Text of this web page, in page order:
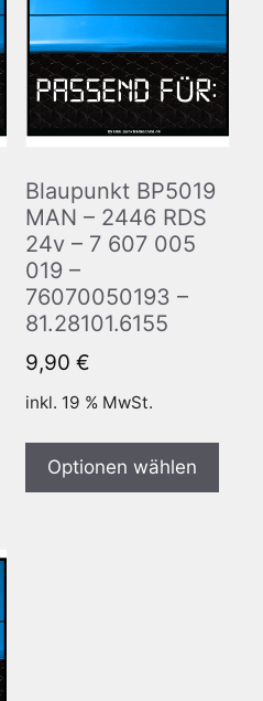
Blaupunkt BP5019
MAN – 2446 RDS
24v – 7 607 005
019 –
76070050193 –
81.28101.6155
9,90 €
inkl. 19 % MwSt.
Optionen wählen